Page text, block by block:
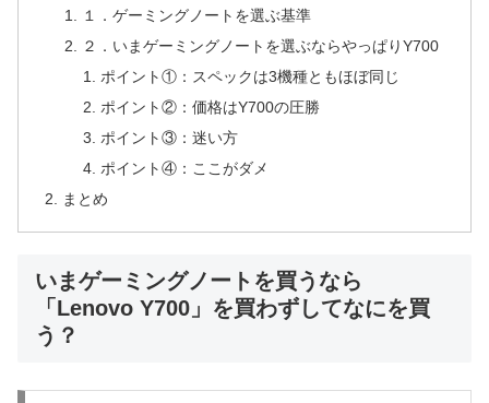
１．ゲーミングノートを選ぶ基準
２．いまゲーミングノートを選ぶならやっぱりY700
ポイント①：スペックは3機種ともほぼ同じ
ポイント②：価格はY700の圧勝
ポイント③：迷い方
ポイント④：ここがダメ
まとめ
いまゲーミングノートを買うなら
「Lenovo Y700」を買わずしてなにを買
う？